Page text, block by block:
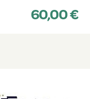
60,00 €